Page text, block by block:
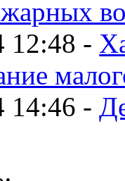
12:48 -
14:46 -